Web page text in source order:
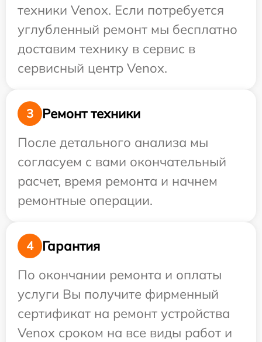
техники Venox. Если потребуется
углубленный ремонт мы бесплатно
доставим технику в сервис в
сервисный центр Venox.
3
Ремонт техники
После детального анализа мы
согласуем с вами окончательный
расчет, время ремонта и начнем
ремонтные операции.
4
Гарантия
По окончании ремонта и оплаты
услуги Вы получите фирменный
сертификат на ремонт устройства
Venox сроком на все виды работ и